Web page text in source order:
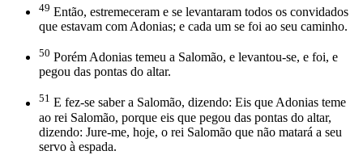
49 Então, estremeceram e se levantaram todos os convidados
que estavam com Adonias; e cada um se foi ao seu caminho.
50 Porém Adonias temeu a Salomão, e levantou-se, e foi, e
pegou das pontas do altar.
51 E fez-se saber a Salomão, dizendo: Eis que Adonias teme
ao rei Salomão, porque eis que pegou das pontas do altar,
dizendo: Jure-me, hoje, o rei Salomão que não matará a seu
servo à espada.